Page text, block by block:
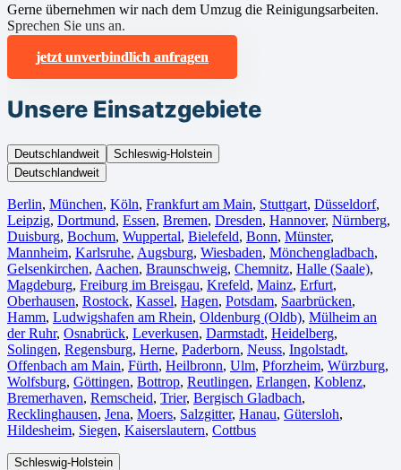
Gerne übernehmen wir nach dem Umzug die Reinigungsarbeiten.
Sprechen Sie uns an.
jetzt unverbindlich anfragen
Unsere Einsatzgebiete
Deutschlandweit
Schleswig-Holstein
Deutschlandweit
Berlin⁠, München, Köln⁠, Frankfurt am Main, Stuttgart, Düsseldorf,
Leipzig, Dortmund, Essen, Bremen, Dresden, Hannover, Nürnberg,
Duisburg⁠, Bochum, Wuppertal⁠, Bielefeld⁠, Bonn⁠, Münster⁠,
Mannheim, Karlsruhe, Augsburg, Wiesbaden⁠, Mönchengladbach⁠,
Gelsenkirchen⁠, Aachen⁠, Braunschweig, Chemnitz⁠, Halle (Saale)⁠,
Magdeburg, Freiburg im Breisgau⁠, Krefeld⁠, Mainz⁠, Erfurt,
Oberhausen⁠, Rostock⁠, Kassel⁠, Hagen, Potsdam, Saarbrücken⁠,
Hamm, Ludwigshafen am Rhein⁠, Oldenburg (Oldb), Mülheim an
der Ruhr, Osnabrück⁠, Leverkusen, Darmstadt⁠, Heidelberg,
Solingen, Regensburg, Herne⁠, Paderborn, Neuss, Ingolstadt,
Offenbach am Main, Fürth⁠, Heilbronn, Ulm⁠, Pforzheim, Würzburg,
Wolfsburg⁠, Göttingen, Bottrop, Reutlingen, Erlangen⁠, Koblenz,
Bremerhaven⁠, Remscheid, Trier⁠, Bergisch Gladbach,
Recklinghausen, Jena⁠, Moers⁠, Salzgitter⁠, Hanau, Gütersloh,
Hildesheim⁠, Siegen⁠, Kaiserslautern⁠, Cottbus⁠
Schleswig-Holstein